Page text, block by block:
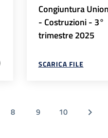
Congiuntura
- Costruzioni - 3°
trimestre 2025
SCARICA FILE
8 9 10